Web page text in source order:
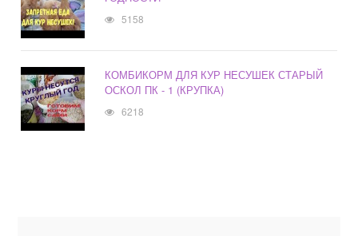
5158
КОМБИКОРМ ДЛЯ КУР НЕСУШЕК СТАРЫЙ
ОСКОЛ ПК - 1 (КРУПКА)
6218